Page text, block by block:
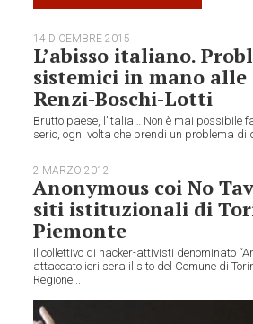
14 DICEMBRE 2015
L’abisso italiano.
sistemici in mano
Renzi-Boschi-Lotti
Brutto paese, l’Italia… Non è mai possibile
serio, ogni volta che prendi un problema di
2 MARZO 2012
Anonymous coi No
siti istituzionali di
Piemonte
Il collettivo di hacker-attivisti denominato
attaccato ieri sera il sito del Comune di
Regione...